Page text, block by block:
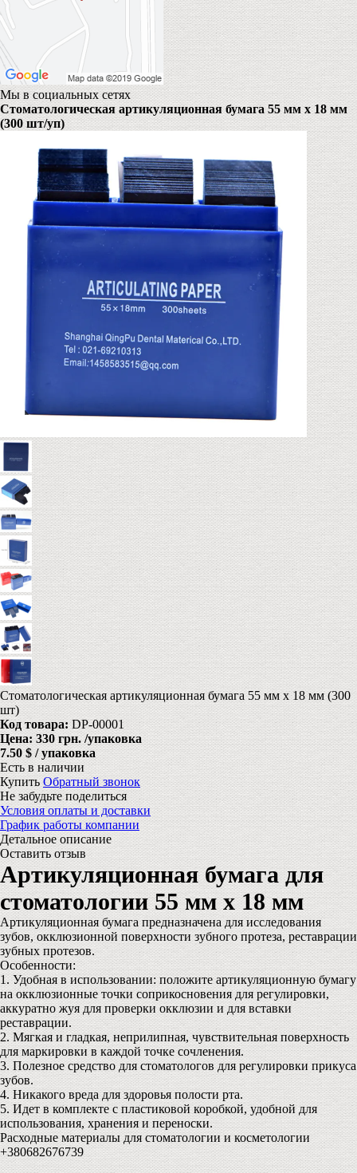
Мы в социальных сетях
Cтоматологическая артикуляционная бумага 55 мм х 18 мм
(300 шт/уп)
Cтоматологическая артикуляционная бумага 55 мм х 18 мм (300
шт)
Код товара:DP-00001
Цена: 330 грн./упаковка
7.50 $ / упаковка
Есть в наличии
Купить Обратный звонок
Не забудьте поделиться
Условия оплаты и доставки
График работы компании
Детальное описание
Оставить отзыв
Артикуляционная бумага для
стоматологии 55 мм х 18 мм
Артикуляционная бумага предназначена для исследования
зубов, окклюзионной поверхности зубного протеза, реставрации
зубных протезов.
Особенности:
1. Удобная в использовании: положите артикуляционную бумагу
на окклюзионные точки соприкосновения для регулировки,
аккуратно жуя для проверки окклюзии и для вставки
реставрации.
2. Мягкая и гладкая, неприлипная, чувствительная поверхность
для маркировки в каждой точке сочленения.
3. Полезное средство для стоматологов для регулировки прикуса
зубов.
4. Никакого вреда для здоровья полости рта.
5. Идет в комплекте с пластиковой коробкой, удобной для
использования, хранения и переноски.
Расходные материалы для стоматологии и косметологии
+380682676739